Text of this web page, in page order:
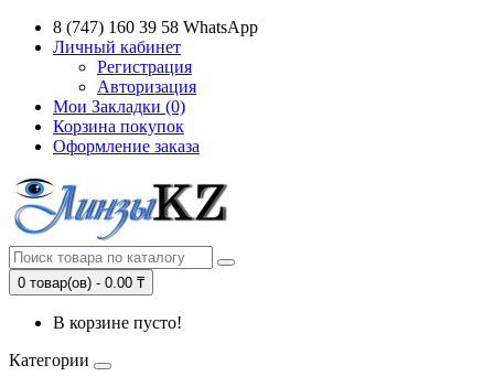
8 (747) 160 39 58 WhatsApp
Личный кабинет
Регистрация
Авторизация
Мои Закладки (0)
Корзина покупок
Оформление заказа
0 товар(ов) - 0.00 ₸
В корзине пусто!
Категории